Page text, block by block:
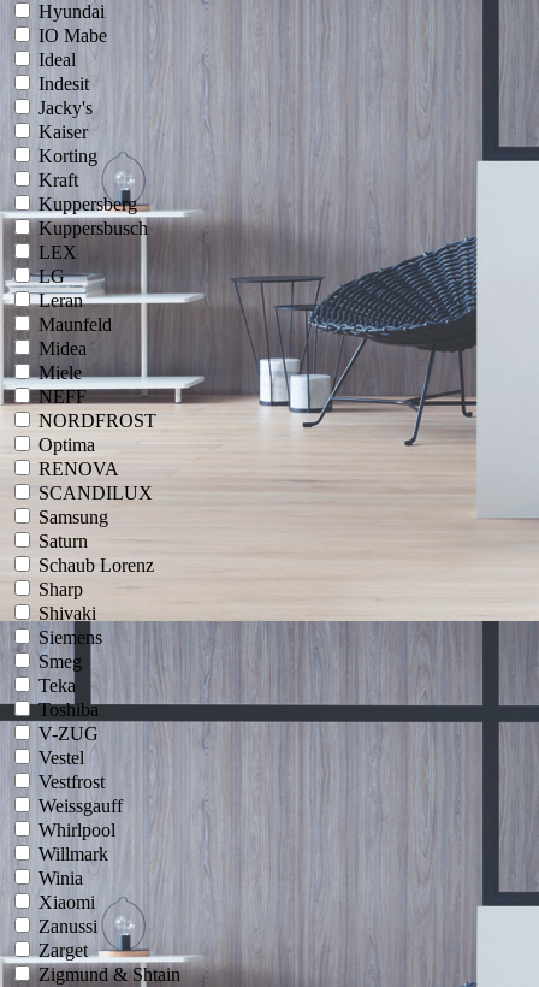
Hyundai
IO Mabe
Ideal
Indesit
Jacky's
Kaiser
Korting
Kraft
Kuppersberg
Kuppersbusch
LEX
LG
Leran
Maunfeld
Midea
Miele
NEFF
NORDFROST
Optima
RENOVA
SCANDILUX
Samsung
Saturn
Schaub Lorenz
Sharp
Shivaki
Siemens
Smeg
Teka
Toshiba
V-ZUG
Vestel
Vestfrost
Weissgauff
Whirlpool
Willmark
Winia
Xiaomi
Zanussi
Zarget
Zigmund & Shtain